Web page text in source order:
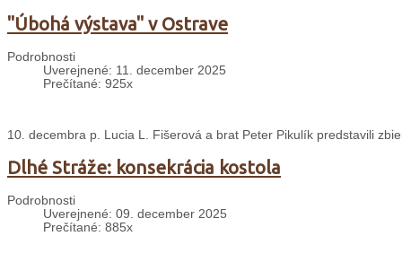
"Úbohá výstava" v Ostrave
Podrobnosti
Uverejnené: 11. december 2025
Prečítané: 925x
10. decembra p. Lucia L. Fišerová a brat Peter Pikulík predstavili
Dlhé Stráže: konsekrácia kostola
Podrobnosti
Uverejnené: 09. december 2025
Prečítané: 885x